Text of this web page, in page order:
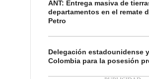
ANT: Entrega masiva de
departamentos en el remate
Petro
Delegación estadounidense
Colombia para la posesión